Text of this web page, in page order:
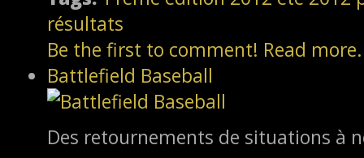
résultats
Be the first to comment! Read
Battlefield Baseball
Des retournements de situations à